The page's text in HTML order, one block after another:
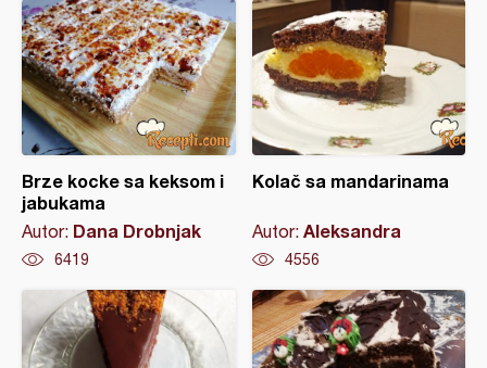
Brze kocke sa keksom i
jabukama
Autor: Dana Drobnjak
6419
Kolač sa mandarinama
Autor: Aleksandra
4556